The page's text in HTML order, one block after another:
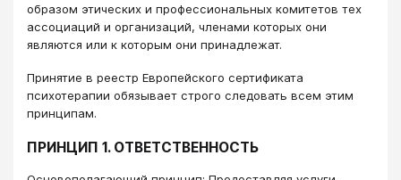
образом этических и профессиональных комитетов тех
ассоциаций и организаций, членами которых они
являются или к которым они принадлежат.
Принятие в реестр Европейского сертификата
психотерапии обязывает строго следовать всем этим
принципам.
ПРИНЦИП 1. ОТВЕТСТВЕННОСТЬ